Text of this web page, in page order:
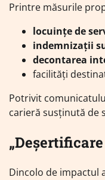
Printre măsurile
locuințe de
indemnizații
decontarea
facilități
Potrivit
carieră susținută de
Dincolo de impactul